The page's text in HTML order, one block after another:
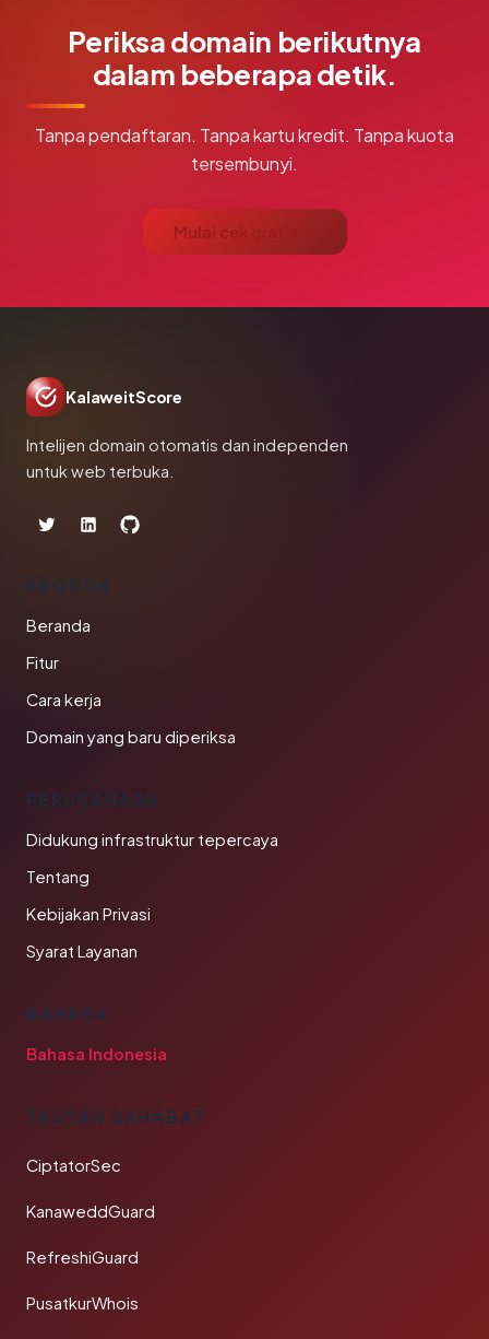
Periksa domain berikutnya
dalam beberapa detik.
Tanpa pendaftaran. Tanpa kartu kredit. Tanpa kuota
tersembunyi.
Mulai cek gratis →
KalaweitScore
Intelijen domain otomatis dan independen
untuk web terbuka.
PRODUK
Beranda
Fitur
Cara kerja
Domain yang baru diperiksa
PERUSAHAAN
Didukung infrastruktur tepercaya
Tentang
Kebijakan Privasi
Syarat Layanan
BAHASA
Bahasa Indonesia
TAUTAN SAHABAT
CiptatorSec
KanaweddGuard
RefreshiGuard
PusatkurWhois